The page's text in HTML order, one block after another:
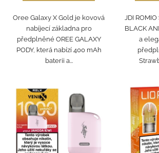
Oree Galaxy X Gold je kovová
nabíjecí základna pro
předplněné OREE GALAXY
PODY, která nabízí 400 mAh
baterii a...
JDI ROMIO
BLACK
a